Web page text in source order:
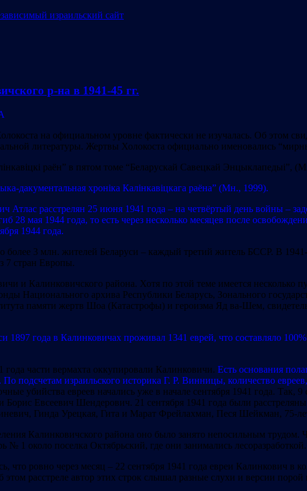
р-на в 1941-45 гг.
на официальном уровне фактически не изучалась. Об этом
литературы. Жертвы Холокоста официально именовались
раён” в пятом томе “Беларускай Савецкай Энцыклапедыі”,
дакументальная хроніка Калінкавіцкага раёна” (Мн., 1999).
Атлас расстрелян 25 июня 1941 года – на четвёртый день войны –
28 мая 1944 года, то есть через несколько месяцев после
1944 года.
3 млн. жителей Беларуси – каждый третий житель БССР. В
7 стран Европы.
и Калинковичского района. Хотя по этой теме имеется несколько
Национального архива Республики Беларусь, Зонального
памяти жертв Шоа (Катастрофы) и героизма Яд ва-Шем,
1897 года в Калинковичах проживал 1341 еврей, что составляло
года части вермахта оккупировали Калинковичи. Есть основания
подсчетам израильского историка Г. Р. Винницы, количество
убийства евреев начались уже в начале сентября 1941 года.
Евсеевич Шендерович. 21 сентября 1941 года были
Гинда Урецкая, Гита и Марат Фрейлахман, Песя Шейкман, 75-
Калинковичского района оно было занято непосильным
1 около поселка Октябрьский, где они занимались лесоразработкой.
что ровно через месяц – 22 сентября 1941 года евреи Калинкович в
расстреле автор этих строк слышал разные слухи и версии